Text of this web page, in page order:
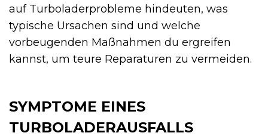
auf Turboladerprobleme hindeuten, was
typische Ursachen sind und welche
vorbeugenden Maßnahmen du ergreifen
kannst, um teure Reparaturen zu vermeiden.
SYMPTOME EINES
TURBOLADERAUSFALLS